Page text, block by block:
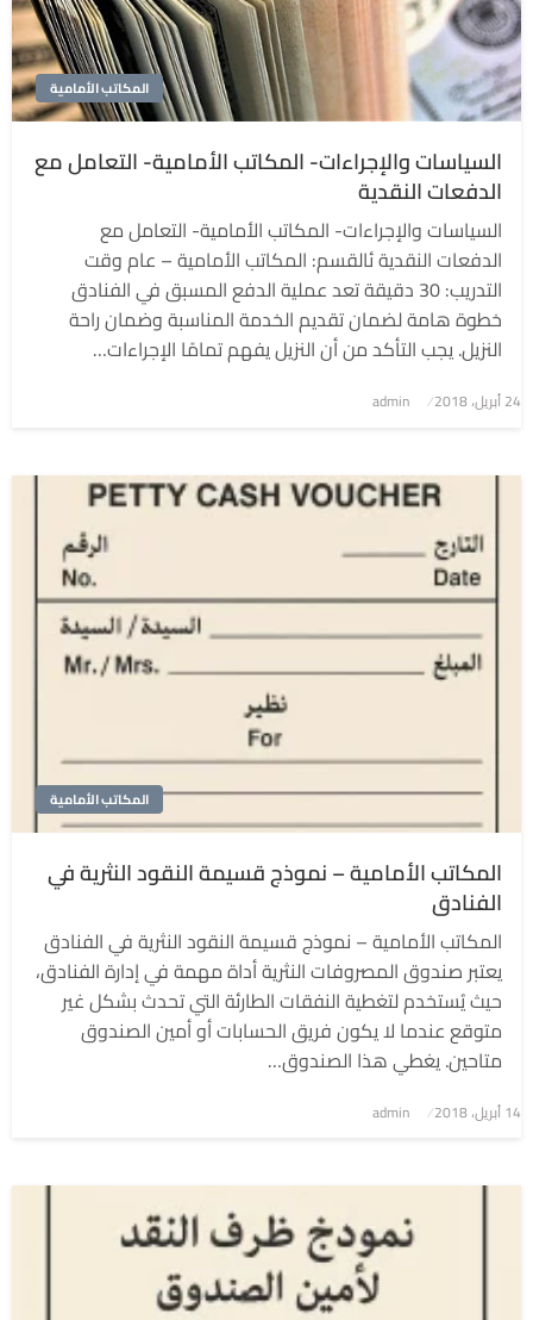
المكاتب الأمامية
السياسات والإجراءات- المكاتب الأمامية- التعامل مع
الدفعات النقدية
السياسات والإجراءات- المكاتب الأمامية- التعامل مع
الدفعات النقدية ئالقسم: المكاتب الأمامية – عام وقت
التدريب: 30 دقيقة تعد عملية الدفع المسبق في الفنادق
خطوة هامة لضمان تقديم الخدمة المناسبة وضمان راحة
النزيل. يجب التأكد من أن النزيل يفهم تمامًا الإجراءات…
نُشر
24 أبريل، 2018 admin
المكاتب الأمامية
المكاتب الأمامية – نموذج قسيمة النقود النثرية في
الفنادق
المكاتب الأمامية – نموذج قسيمة النقود النثرية في الفنادق
يعتبر صندوق المصروفات النثرية أداة مهمة في إدارة الفنادق،
حيث يُستخدم لتغطية النفقات الطارئة التي تحدث بشكل غير
متوقع عندما لا يكون فريق الحسابات أو أمين الصندوق
متاحين. يغطي هذا الصندوق…
نُشر
14 أبريل، 2018 admin